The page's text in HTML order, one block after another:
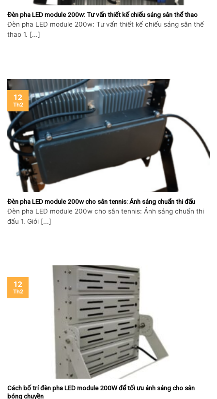
Đèn pha LED module 200w: Tư vấn thiết kế chiếu sáng sân thể thao
Đèn pha LED module 200w: Tư vấn thiết kế chiếu sáng sân thể
thao 1. [...]
Đèn pha LED module 200w cho sân tennis: Ánh sáng chuẩn thi đấu
Đèn pha LED module 200w cho sân tennis: Ánh sáng chuẩn thi
đấu 1. Giới [...]
12
Th2
Cách bố trí đèn pha LED module 200W để tối ưu ánh sáng cho sân
bóng chuyền
12
Th2